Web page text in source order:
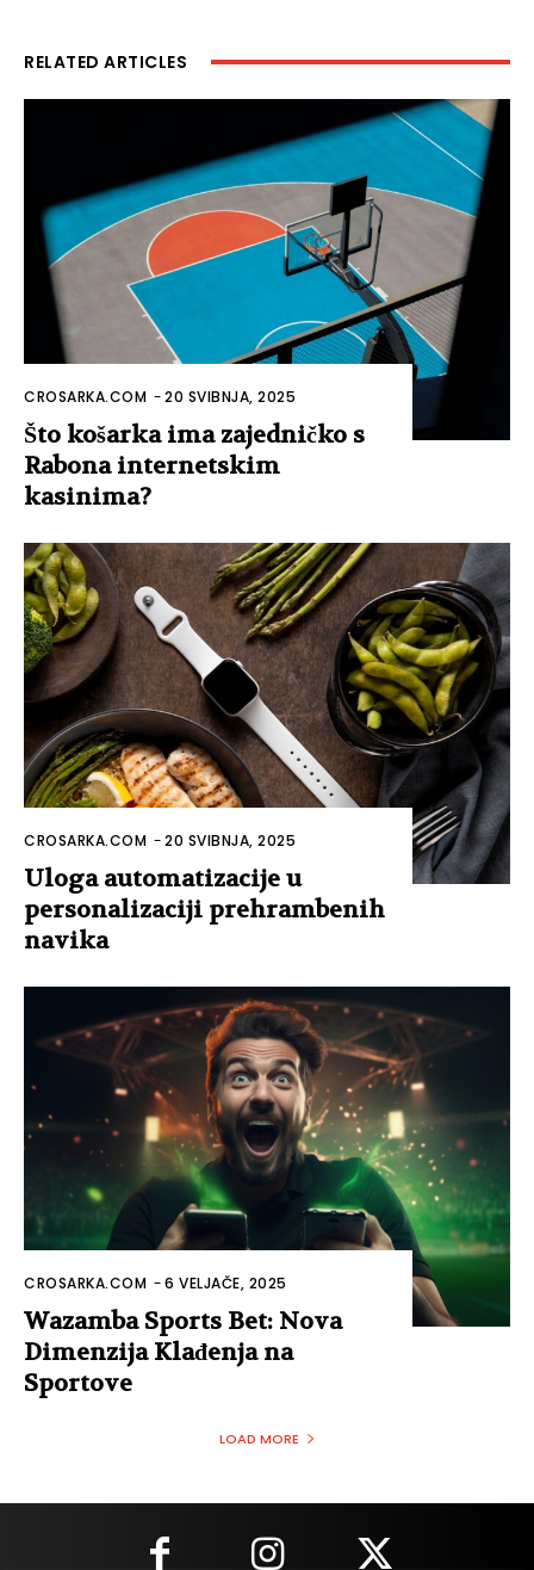
RELATED ARTICLES
CROSARKA.COM -20 SVIBNJA, 2025
Što košarka ima zajedničko s
Rabona internetskim
kasinima?
CROSARKA.COM -20 SVIBNJA, 2025
Uloga automatizacije u
personalizaciji prehrambenih
navika
CROSARKA.COM -6 VELJAČE, 2025
Wazamba Sports Bet: Nova
Dimenzija Klađenja na
Sportove
LOAD MORE